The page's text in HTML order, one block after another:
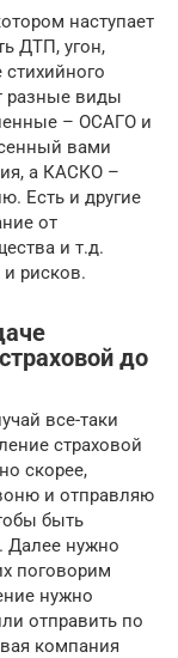
наступает
ДТП, угон,
разные виды
– ОСАГО и
вами
а КАСКО –
Есть и другие
от
и т.д.
рисков.
до
все-таки
страховой
скорее,
и отправляю
быть
Далее нужно
поговорим
нужно
отправить по
компания